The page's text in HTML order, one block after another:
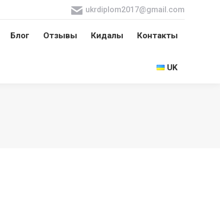
ukrdiplom2017@gmail.com
Блог Отзывы Кидалы Контакты
UK
Отзывы Кидалы Контакты